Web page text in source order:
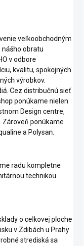
veľkoobchodným
nášho obratu
v odbore
kvalitu, spokojných
výrobkov.
Cez distribučnú sieť
ponúkame nielen
Design centre,
Zároveň ponúkame
a Polysan.
radu kompletne
technikou.
o celkovej ploche
v Zdibách u Prahy
strediská sa